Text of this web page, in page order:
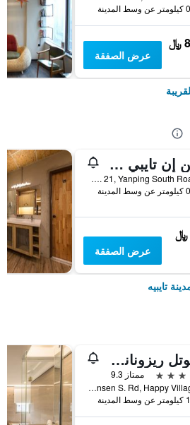
عرض الصفقة
فن إن تايبي هوستل
2F, No. 21, Yanping South Road, مدينة تايبيه, تايوان
عرض الصفقة
تايبيه
هوتل ريزونانس تايبي، تابيستري كوليكشن باي هيلتون
ممتاز 9.3
No. 7 Linsen S. Rd, Happy Village, مدينة تايبيه, تايوان